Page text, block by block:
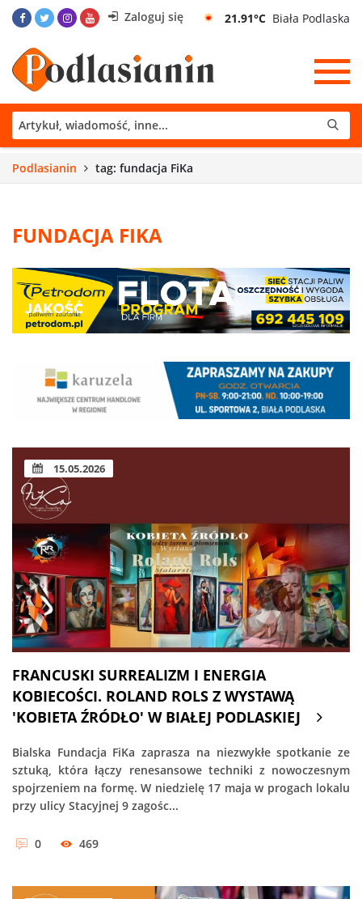
Zaloguj się 21.91°C Biała Podlaska
Podlasianin tag: fundacja FiKa
FUNDACJA FIKA
15.05.2026
FRANCUSKI SURREALIZM I ENERGIA
KOBIECOŚCI. ROLAND ROLS Z WYSTAWĄ
'KOBIETA ŹRÓDŁO' W BIAŁEJ PODLASKIEJ
Bialska Fundacja FiKa zaprasza na niezwykłe spotkanie ze
sztuką, która łączy renesansowe techniki z nowoczesnym
spojrzeniem na formę. W niedzielę 17 maja w progach lokalu
przy ulicy Stacyjnej 9 zagośc...
0 469